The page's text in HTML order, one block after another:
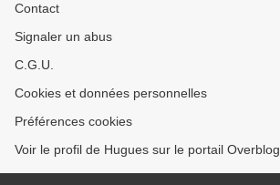
Contact
Signaler un abus
C.G.U.
Cookies et données personnelles
Préférences cookies
Voir le profil de Hugues sur le portail Overblog